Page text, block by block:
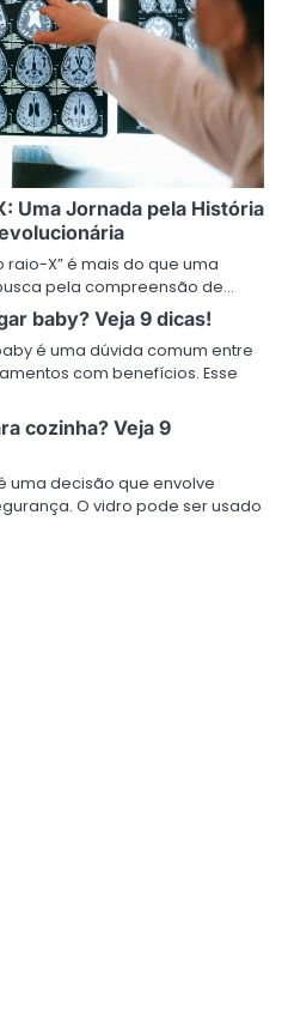
Uma Jornada pela História
raio-X” é mais do que uma
pela compreensão de…
baby? Veja 9 dicas!
é uma dúvida comum entre
com benefícios. Esse
cozinha? Veja 9
uma decisão que envolve
O vidro pode ser usado